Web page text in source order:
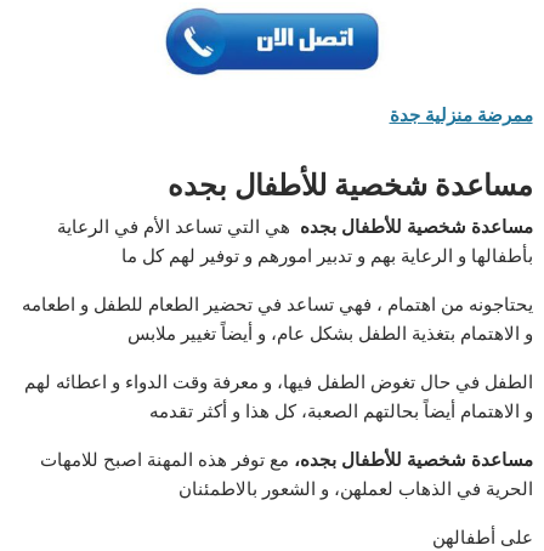
ممرضة منزلية جدة
مساعدة شخصية للأطفال بجده
مساعدة شخصية للأطفال بجده هي التي تساعد الأم في الرعاية
بأطفالها و الرعاية بهم و تدبير امورهم و توفير لهم كل ما
يحتاجونه من اهتمام ، فهي تساعد في تحضير الطعام للطفل و اطعامه
و الاهتمام بتغذية الطفل بشكل عام، و أيضاً تغيير ملابس
الطفل في حال تغوض الطفل فيها، و معرفة وقت الدواء و اعطائه لهم
و الاهتمام أيضاً بحالتهم الصعبة، كل هذا و أكثر تقدمه
مساعدة شخصية للأطفال بجده، مع توفر هذه المهنة اصبح للامهات
الحرية في الذهاب لعملهن، و الشعور بالاطمئنان
على أطفالهن